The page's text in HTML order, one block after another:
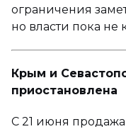
ограничения
но власти пока не
Крым и
приостановлена
С 21 июня